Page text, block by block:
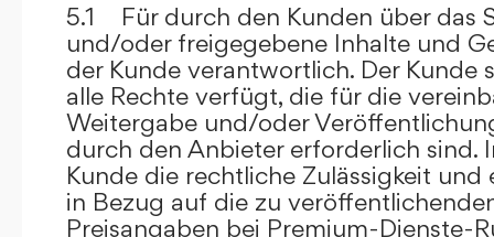
5.1 Für durch den Kunden über das
und/oder freigegebene Inhalte und
der Kunde verantwortlich. Der Kunde
alle Rechte verfügt, die für die
Weitergabe und/oder
durch den Anbieter erforderlich sind.
Kunde die rechtliche Zulässigkeit
in Bezug auf die zu
Preisangaben bei Premium-Dienste-